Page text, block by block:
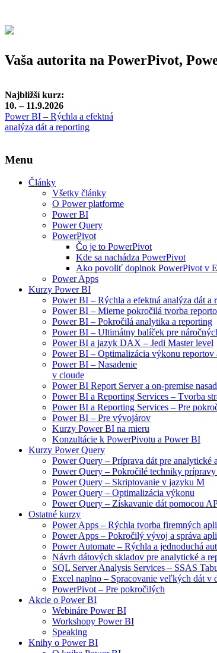
Vaša autorita na PowerPivot,
Najbližší kurz:
10. – 11.9.2026
Power BI – Rýchla a efektná
analýza dát a reporting
Menu
Články
Všetky články
O Power platforme
Power BI
Power Query
PowerPivot
Čo je to PowerPivot
Kde sa nachádza PowerPivot
Ako povoliť doplnok PowerPivot v
Power Apps
Kurzy Power BI
Power BI – Rýchla a efektná analýza dát a
Power BI – Mierne pokročilá tvorba
Power BI – Pokročilá analytika a reporting
Power BI – Ultimátny balíček pre
Power BI a jazyk DAX – Jedi Master level
Power BI – Optimalizácia výkonu
Power BI – Nasadenie
v cloude
Power BI Report Server a on-premise
Power BI a Reporting Services – Tvorba
Power BI a Reporting Services – Pre
Power BI – Pre vývojárov
Kurzy Power BI na mieru
Konzultácie k PowerPivotu a Power BI
Kurzy Power Query
Power Query – Príprava dát pre analytické
Power Query – Pokročilé techniky prípravy
Power Query – Skriptovanie v jazyku M
Power Query – Optimalizácia výkonu
Power Query – Získavanie dát pomocou
Ostatné kurzy
Power Apps – Rýchla tvorba firemných
Power Apps – Pokročilý vývoj a správa
Power Automate – Rýchla a jednoduchá
Návrh dátových skladov pre analytické a
SQL Server Analysis Services – SSAS
Excel naplno – Spracovanie veľkých dát
PowerPivot – Pre pokročilých
Akcie o Power BI
Webináre Power BI
Workshopy Power BI
Speaking
Knihy o Power BI